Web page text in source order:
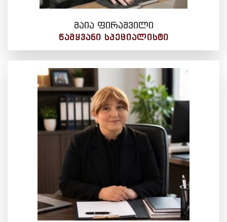
მაია ფირაშვილი
ᲬᲐᲛᲧᲕᲐᲜᲘ ᲡᲞᲔᲪᲘᲐᲚᲘᲡᲢᲘ